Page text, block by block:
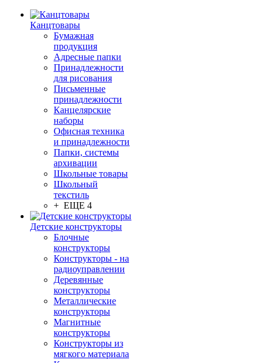
Канцтовары
Бумажная
продукция
Адресные папки
Принадлежности
для рисования
Письменные
принадлежности
Канцелярские
наборы
Офисная техника
и принадлежности
Папки, системы
архивации
Школьные товары
Школьный
текстиль
+ ЕЩЕ 4
Детские конструкторы
Блочные
конструкторы
Конструкторы - на
радиоуправлении
Деревянные
конструкторы
Металлические
конструкторы
Магнитные
конструкторы
Конструкторы из
мягкого материала